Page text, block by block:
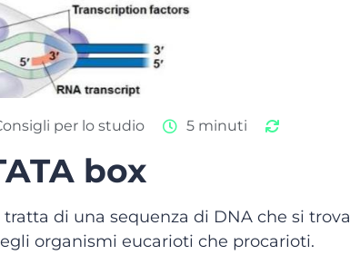
per lo studio 5 minuti
box
di una sequenza di DNA che si trova
organismi eucarioti che procarioti.